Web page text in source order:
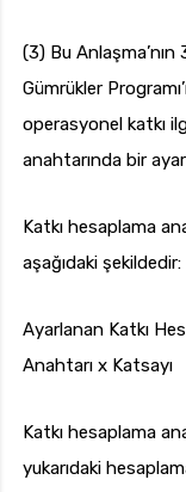
(3) Bu Anlaşma’nın
Gümrükler
operasyonel katkı
anahtarında bir
Katkı hesaplama
aşağıdaki şekildedir:
Ayarlanan Katkı
Anahtarı x Katsayı
Katkı hesaplama
yukarıdaki